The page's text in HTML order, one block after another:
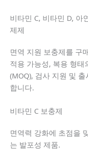
비타민 C, 비타민 D, 아
제제
면역 지원 보충제를 구
적용 가능성, 복용 형
(MOQ), 검사 지원 및
합니다.
비타민 C 보충제
면역력 강화에 초점을
는 발포성 제품.